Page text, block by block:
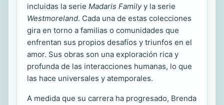
incluidas la serie Madaris Familyy la serie
Westmoreland. Cada una de estas colecciones
gira en torno a familias o comunidades que
enfrentan sus propios desafíos y triunfos en el
amor. Sus obras son una exploración rica y
profunda de las interacciones humanas, lo que
las hace universales y atemporales.
A medida que su carrera ha progresado, Brenda